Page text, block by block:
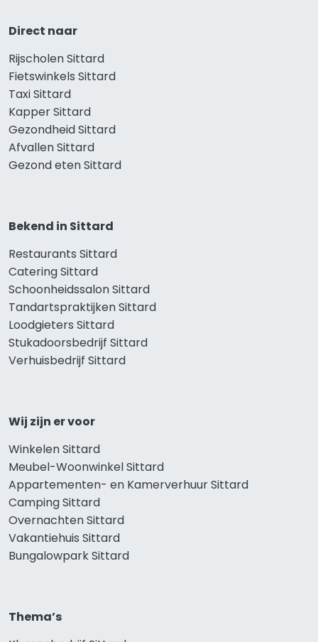
Direct naar
Rijscholen Sittard
Fietswinkels Sittard
Taxi Sittard
Kapper Sittard
Gezondheid Sittard
Afvallen Sittard
Gezond eten Sittard
Bekend in Sittard
Restaurants Sittard
Catering Sittard
Schoonheidssalon Sittard
Tandartspraktijken Sittard
Loodgieters Sittard
Stukadoorsbedrijf Sittard
Verhuisbedrijf Sittard
Wij zijn er voor
Winkelen Sittard
Meubel-Woonwinkel Sittard
Appartementen- en Kamerverhuur Sittard
Camping Sittard
Overnachten Sittard
Vakantiehuis Sittard
Bungalowpark Sittard
Thema’s